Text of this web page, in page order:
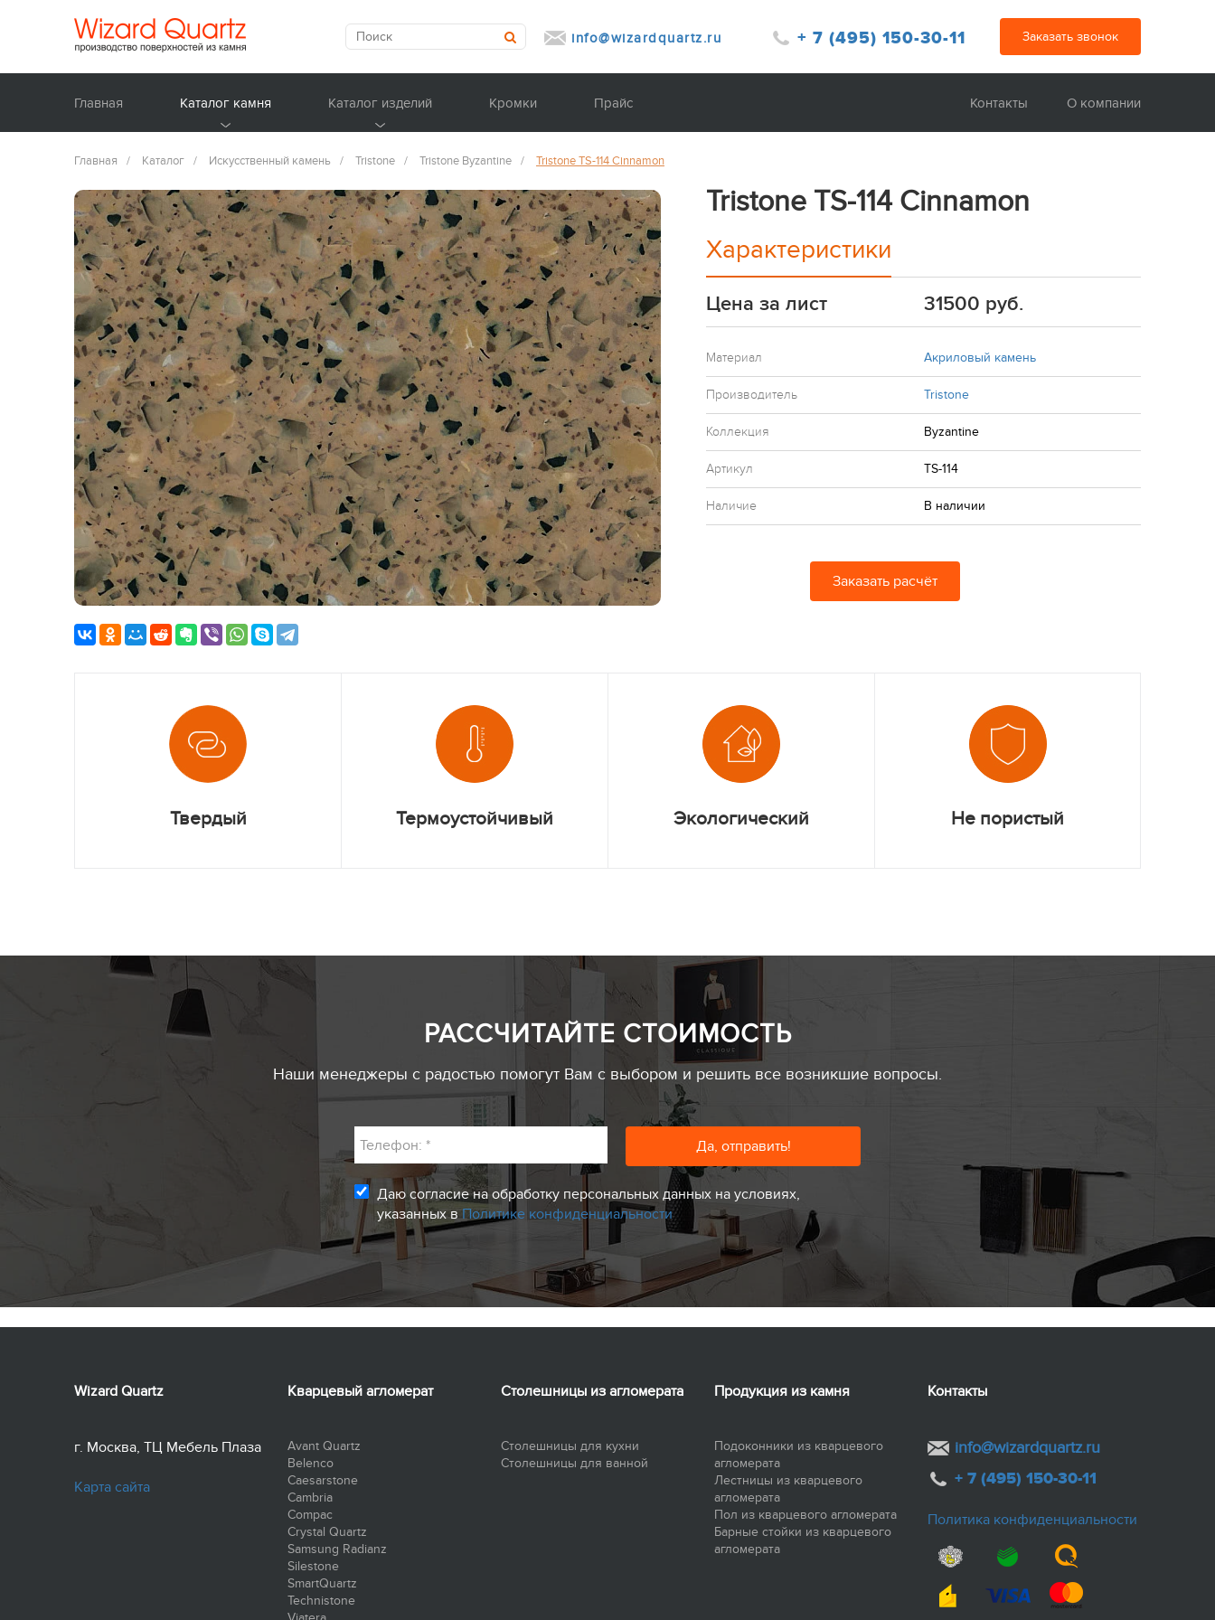
info@wizardquartz.ru + 7 (495) 150-30-11 Заказать звонок
Главная Каталог камня Каталог изделий Кромки Прайс О компании
Контакты
Главная / Каталог / Искусственный камень / Tristone / Tristone Byzantine / Tristone TS-114 Cinnamon
Tristone TS-114 Cinnamon
Характеристики
Цена за лист 31500 руб.
Материал Акриловый камень
Производитель Tristone
Коллекция Byzantine
Артикул TS-114
Наличие В наличии
Заказать расчёт
Твердый Термоустойчивый Экологический Не пористый
РАССЧИТАЙТЕ СТОИМОСТЬ
Наши менеджеры с радостью помогут Вам с выбором и решить все возникшие вопросы.
Телефон: *
Даю согласие на обработку персональных данных на условиях,
указанных вПолитике конфиденциальности
Wizard Quartz
г. Москва, ТЦ Мебель Плаза
Карта сайта
Кварцевый агломерат
Avant Quartz
Belenco
Caesarstone
Cambria
Compac
Crystal Quartz
Samsung Radianz
Silestone
SmartQuartz
Technistone
Столешницы из агломерата
Столешницы для кухни
Столешницы для ванной
Продукция из камня
Подоконники из кварцевого
агломерата
Лестницы из кварцевого
агломерата
Пол из кварцевого агломерата
Барные стойки из кварцевого
агломерата
Контакты
info@wizardquartz.ru
+ 7 (495) 150-30-11
Политика конфиденциальности